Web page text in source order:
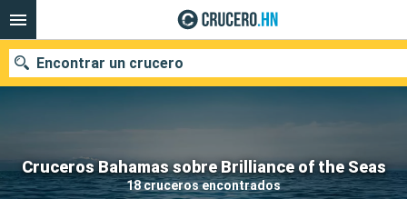
Cruceros Bahamas sobre Brilliance of the Seas
18 cruceros encontrados
Encontrar un crucero
Nuestros destinos